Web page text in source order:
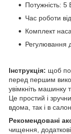
Потужність: 5
Час роботи
Комплект
Регулювання
Інструкція: щоб
перед першим
увімкніть машинку
Це простий і
вдома, так і в
Рекомендовані
чищення,